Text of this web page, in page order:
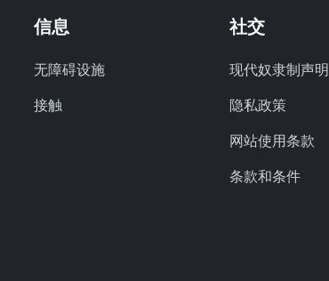
信息
无障碍设施
接触
社交
现代奴隶制声明
隐私政策
网站使用条款
条款和条件